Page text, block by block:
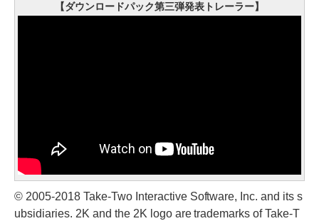
【ダウンロードパック第三弾発表トレーラー】
© 2005-2018 Take-Two Interactive Software, Inc. and its s
ubsidiaries. 2K and the 2K logo are trademarks of Take-T